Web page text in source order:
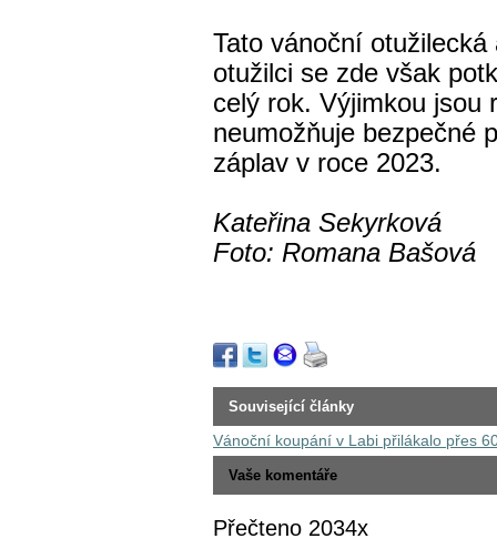
Tato vánoční
otužilci se zde však
celý rok. Výjimkou jsou
neumožňuje bezpečné
záplav v roce 2023.
Kateřina Sekyrková
Foto: Romana Bašová
Související články
Vánoční koupání v Labi přilákalo přes
Vaše komentáře
Přečteno 2034x